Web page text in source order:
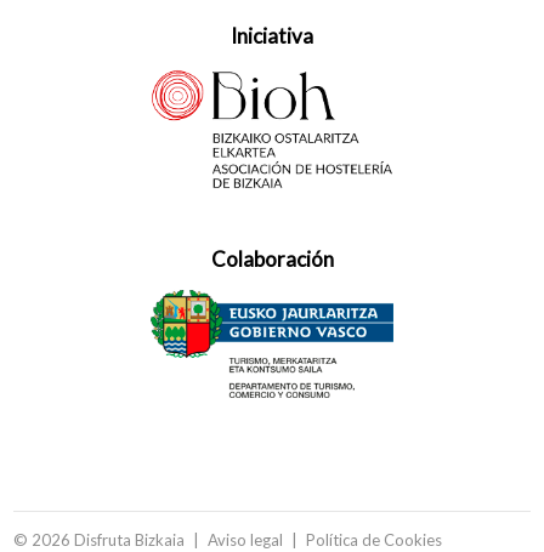
Iniciativa
Colaboración
© 2026 Disfruta Bizkaia Aviso legal Política de Cookies